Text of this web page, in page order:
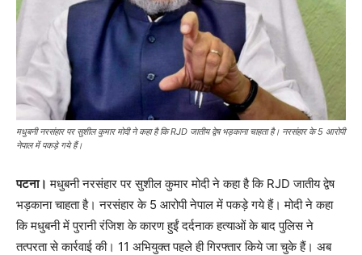
मधुबनी नरसंहार पर सुशील कुमार मोदी ने कहा है कि RJD जातीय द्वेष भड़काना चाहता है। नरसंहार के 5 आरोपी
नेपाल में पकड़े गये हैं।
पटना। मधुबनी नरसंहार पर सुशील कुमार मोदी ने कहा है कि RJD जातीय द्वेष
भड़काना चाहता है। नरसंहार के 5 आरोपी नेपाल में पकड़े गये हैं। मोदी ने कहा
कि मधुबनी में पुरानी रंजिश के कारण हुईं दर्दनाक हत्याओं के बाद पुलिस ने
तत्परता से कार्रवाई की। 11 अभियुक्त पहले ही गिरफ्तार किये जा चुके हैं। अब